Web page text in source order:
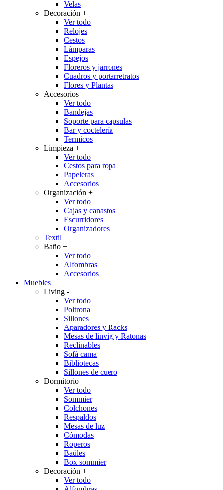
Velas
Decoración +
Ver todo
Relojes
Cestos
Lámparas
Espejos
Floreros y jarrones
Cuadros y portarretratos
Flores y Plantas
Accesorios +
Ver todo
Bandejas
Soporte para capsulas
Bar y coctelería
Termicos
Limpieza +
Ver todo
Cestos para ropa
Papeleras
Accesorios
Organización +
Ver todo
Cajas y canastos
Escurridores
Organizadores
Textil
Baño +
Ver todo
Alfombras
Accesorios
Muebles
Living -
Ver todo
Poltrona
Sillones
Aparadores y Racks
Mesas de linvig y Ratonas
Reclinables
Sofá cama
Bibliotecas
Sillones de cuero
Dormitorio +
Ver todo
Sommier
Colchones
Respaldos
Mesas de luz
Cómodas
Roperos
Baúles
Box sommier
Decoración +
Ver todo